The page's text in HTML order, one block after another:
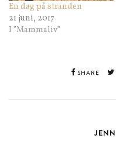
En dag på stranden
21 juni, 2017
I ”Mammaliv”
SHARE